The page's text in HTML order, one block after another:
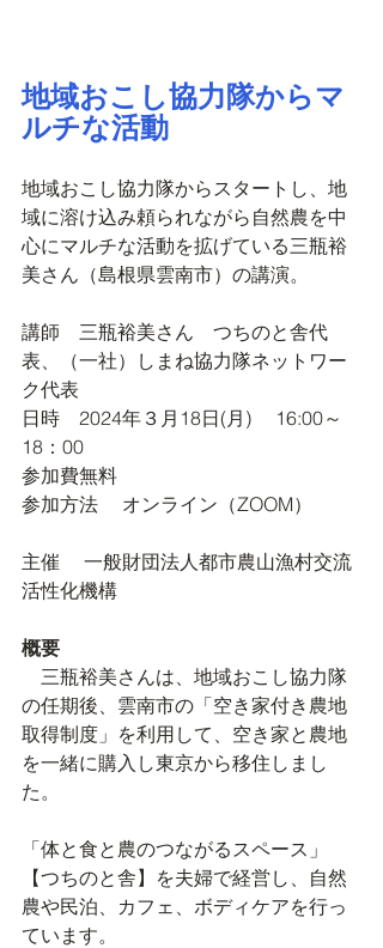
地域おこし協力隊からマ
ルチな活動
地域おこし協力隊からスタートし、地
域に溶け込み頼られながら自然農を中
心にマルチな活動を拡げている三瓶裕
美さん（島根県雲南市）の講演。
講師　三瓶裕美さん　つちのと舎代
表、（一社）しまね協力隊ネットワー
ク代表
日時　2024年３月18日(月)　 16:00～
18：00
参加費無料
参加方法 　オンライン（ZOOM）
主催 　一般財団法人都市農山漁村交流
活性化機構
概要
三瓶裕美さんは、地域おこし協力隊
の任期後、雲南市の「空き家付き農地
取得制度」を利用して、空き家と農地
を一緒に購入し東京から移住しまし
た。
「体と食と農のつながるスペース」
【つちのと舎】を夫婦で経営し、自然
農や民泊、カフェ、ボディケアを行っ
ています。